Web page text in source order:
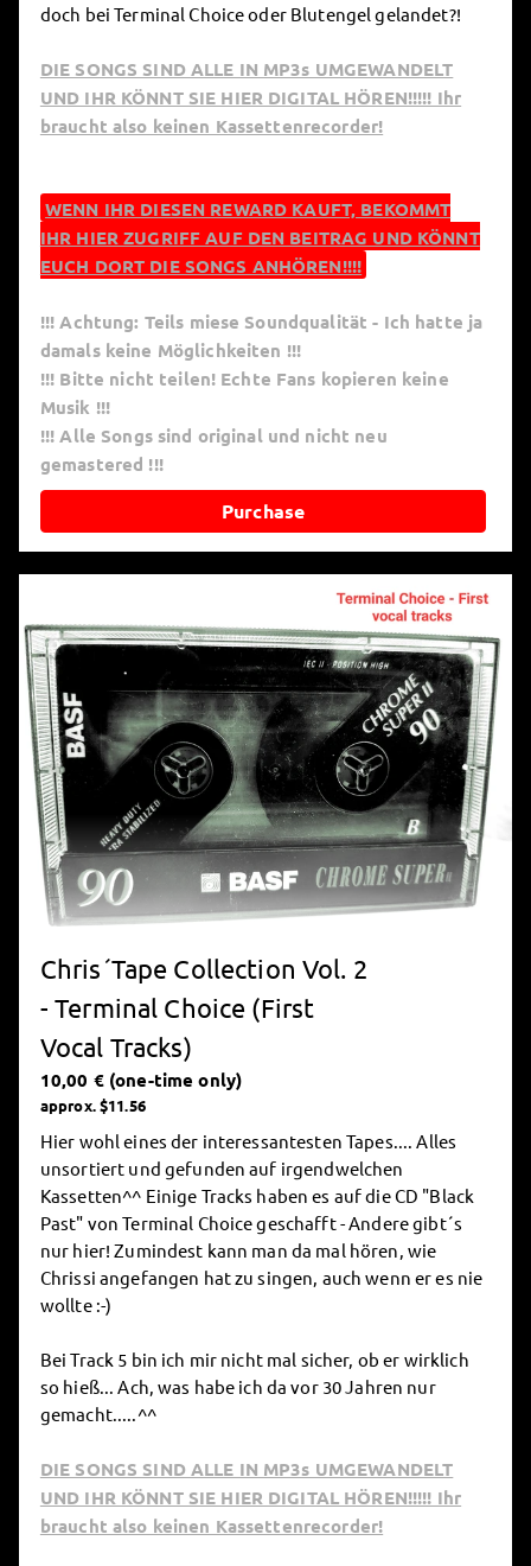
doch bei Terminal Choice oder Blutengel gelandet?!
DIE SONGS SIND ALLE IN MP3s UMGEWANDELT
UND IHR KÖNNT SIE HIER DIGITAL HÖREN!!!!! Ihr
braucht also keinen Kassettenrecorder!
WENN IHR DIESEN REWARD KAUFT, BEKOMMT
IHR HIER ZUGRIFF AUF DEN BEITRAG UND KÖNNT
EUCH DORT DIE SONGS ANHÖREN!!!!
!!! Achtung: Teils miese Soundqualität - Ich hatte ja
damals keine Möglichkeiten !!!
!!! Bitte nicht teilen! Echte Fans kopieren keine
Musik !!!
!!! Alle Songs sind original und nicht neu
gemastered !!!
Purchase
Chris´Tape Collection Vol. 2
- Terminal Choice (First
Vocal Tracks)
10,00 € (one-time only)
approx. $11.56
Hier wohl eines der interessantesten Tapes.... Alles
unsortiert und gefunden auf irgendwelchen
Kassetten^^ Einige Tracks haben es auf die CD "Black
Past" von Terminal Choice geschafft - Andere gibt´s
nur hier! Zumindest kann man da mal hören, wie
Chrissi angefangen hat zu singen, auch wenn er es nie
wollte :-)
Bei Track 5 bin ich mir nicht mal sicher, ob er wirklich
so hieß... Ach, was habe ich da vor 30 Jahren nur
gemacht.....^^
DIE SONGS SIND ALLE IN MP3s UMGEWANDELT
UND IHR KÖNNT SIE HIER DIGITAL HÖREN!!!!! Ihr
braucht also keinen Kassettenrecorder!